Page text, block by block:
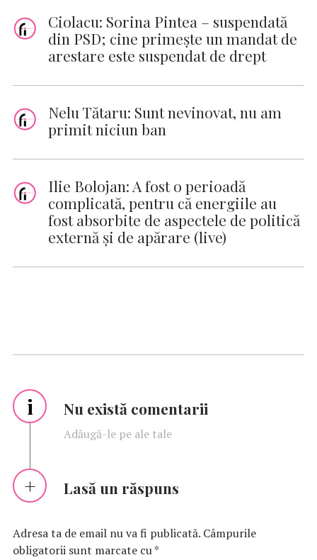
Ciolacu: Sorina Pintea – suspendată
din PSD; cine primeşte un mandat de
arestare este suspendat de drept
Nelu Tătaru: Sunt nevinovat, nu am
primit niciun ban
Ilie Bolojan: A fost o perioadă
complicată, pentru că energiile au
fost absorbite de aspectele de politică
externă şi de apărare (live)
i Nu există comentarii
Adăugă-le pe ale tale
Lasă un răspuns
Adresa ta de email nu va fi publicată. Câmpurile
obligatorii sunt marcate cu*